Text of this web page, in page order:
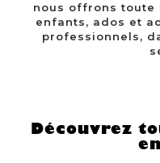
nous offrons toute
enfants, ados et
professionnels,
Découvrez